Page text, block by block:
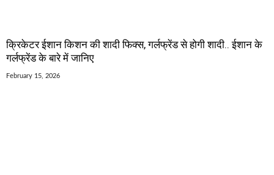
क्रिकेटर ईशान किशन की शादी फिक्स, गर्लफ्रेंड से होगी शादी.. ईशान के
गर्लफ्रेंड के बारे में जानिए
February 15, 2026